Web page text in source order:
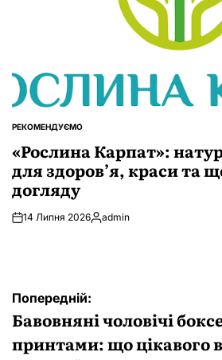
ОПУБЛІКУВАТИ
РЕКОМЕНДУЄМО
«Рослина Карпат»:
для здоров’я, краси та
догляду
14 Липня 2026Опубліковано
admin
Навігація
записів
Попередній:
Бавовняні чоловічі
принтами: що цікавого